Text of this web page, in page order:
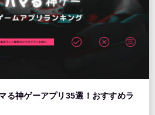
る神ゲーアプリ35選！おすすめラ